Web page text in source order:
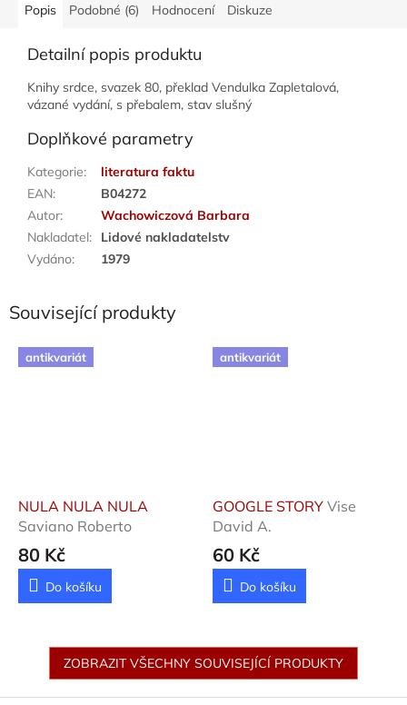
Popis Podobné (6) Hodnocení Diskuze
Detailní popis produktu
Knihy srdce, svazek 80, překlad Vendulka Zapletalová,
vázané vydání, s přebalem, stav slušný
Doplňkové parametry
Kategorie:
literatura faktu
EAN:
B04272
Autor:
Wachowiczová Barbara
Nakladatel:
Lidové nakladatelstv
Vydáno: 1979
Související produkty
antikvariát
NULA NULA NULA
Saviano Roberto
80 Kč
Do košíku
antikvariát
GOOGLE STORY Vise
David A.
60 Kč
Do košíku
ZOBRAZIT VŠECHNY SOUVISEJÍCÍ PRODUKTY